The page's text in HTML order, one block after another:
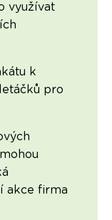
využívat
k
pro
akce firma